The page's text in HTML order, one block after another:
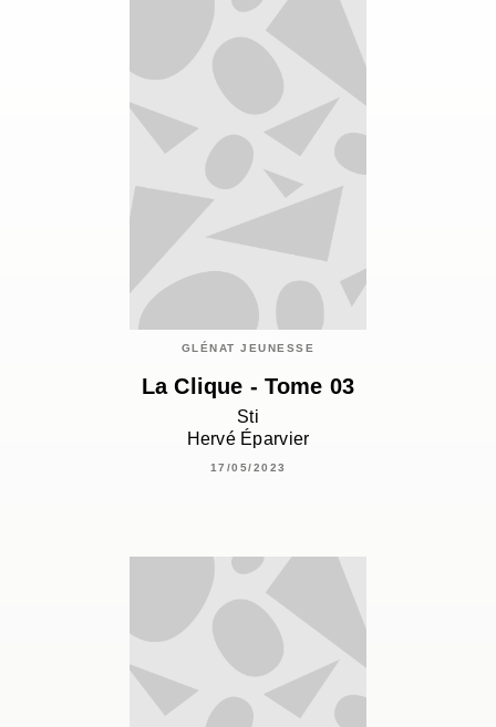
GLÉNAT JEUNESSE
La Clique - Tome 03
Sti
Hervé Éparvier
17/05/2023